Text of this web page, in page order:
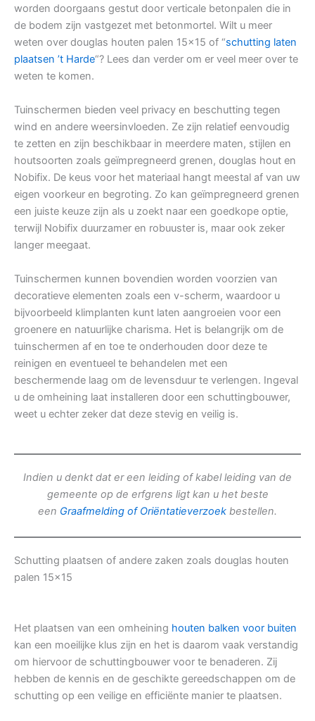
worden doorgaans gestut door verticale betonpalen die in
de bodem zijn vastgezet met betonmortel. Wilt u meer
weten over douglas houten palen 15×15 of “schutting laten
plaatsen ’t Harde“? Lees dan verder om er veel meer over te
weten te komen.
Tuinschermen bieden veel privacy en beschutting tegen
wind en andere weersinvloeden. Ze zijn relatief eenvoudig
te zetten en zijn beschikbaar in meerdere maten, stijlen en
houtsoorten zoals geïmpregneerd grenen, douglas hout en
Nobifix. De keus voor het materiaal hangt meestal af van uw
eigen voorkeur en begroting. Zo kan geïmpregneerd grenen
een juiste keuze zijn als u zoekt naar een goedkope optie,
terwijl Nobifix duurzamer en robuuster is, maar ook zeker
langer meegaat.
Tuinschermen kunnen bovendien worden voorzien van
decoratieve elementen zoals een v-scherm, waardoor u
bijvoorbeeld klimplanten kunt laten aangroeien voor een
groenere en natuurlijke charisma. Het is belangrijk om de
tuinschermen af en toe te onderhouden door deze te
reinigen en eventueel te behandelen met een
beschermende laag om de levensduur te verlengen. Ingeval
u de omheining laat installeren door een schuttingbouwer,
weet u echter zeker dat deze stevig en veilig is.
Indien u denkt dat er een leiding of kabel leiding van de
gemeente op de erfgrens ligt kan u het beste
een Graafmelding of Oriëntatieverzoek bestellen.
Schutting plaatsen of andere zaken zoals douglas houten
palen 15×15
Het plaatsen van een omheining houten balken voor buiten
kan een moeilijke klus zijn en het is daarom vaak verstandig
om hiervoor de schuttingbouwer voor te benaderen. Zij
hebben de kennis en de geschikte gereedschappen om de
schutting op een veilige en efficiënte manier te plaatsen.